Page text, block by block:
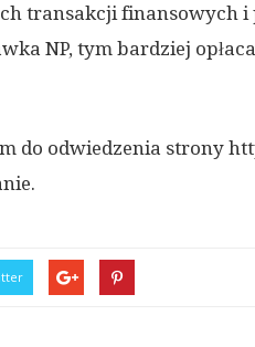
transakcji finansowych i
NP, tym bardziej
do odwiedzenia strony